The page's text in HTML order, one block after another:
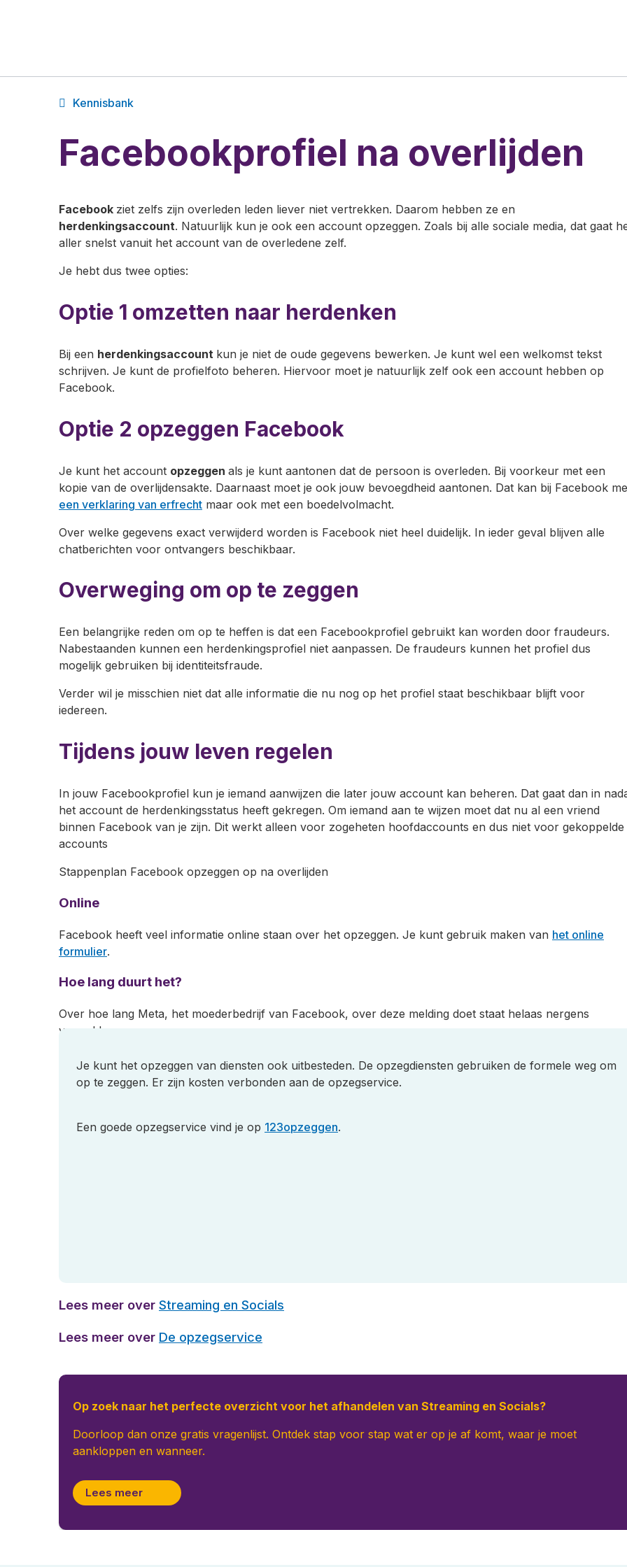
Kennisbank
Facebookprofiel na overlijden
Facebook ziet zelfs zijn overleden leden liever niet vertrekken. Daarom hebben ze en
herdenkingsaccount. Natuurlijk kun je ook een account opzeggen. Zoals bij alle sociale media, dat gaat
aller snelst vanuit het account van de overledene zelf.
Je hebt dus twee opties:
Optie 1 omzetten naar herdenken
Bij een herdenkingsaccount kun je niet de oude gegevens bewerken. Je kunt wel een welkomst tekst
schrijven. Je kunt de profielfoto beheren. Hiervoor moet je natuurlijk zelf ook een account hebben op
Facebook.
Optie 2 opzeggen Facebook
Je kunt het account opzeggen als je kunt aantonen dat de persoon is overleden. Bij voorkeur met een
kopie van de overlijdensakte. Daarnaast moet je ook jouw bevoegdheid aantonen. Dat kan bij Facebook
een verklaring van erfrecht maar ook met een boedelvolmacht.
Over welke gegevens exact verwijderd worden is Facebook niet heel duidelijk. In ieder geval blijven alle
chatberichten voor ontvangers beschikbaar.
Overweging om op te zeggen
Een belangrijke reden om op te heffen is dat een Facebookprofiel gebruikt kan worden door fraudeurs.
Nabestaanden kunnen een herdenkingsprofiel niet aanpassen. De fraudeurs kunnen het profiel dus
mogelijk gebruiken bij identiteitsfraude.
Verder wil je misschien niet dat alle informatie die nu nog op het profiel staat beschikbaar blijft voor
iedereen.
Tijdens jouw leven regelen
In jouw Facebookprofiel kun je iemand aanwijzen die later jouw account kan beheren. Dat gaat dan in
het account de herdenkingsstatus heeft gekregen. Om iemand aan te wijzen moet dat nu al een vriend
binnen Facebook van je zijn. Dit werkt alleen voor zogeheten hoofdaccounts en dus niet voor gekoppelde
accounts
Stappenplan Facebook opzeggen op na overlijden
Online
Facebook heeft veel informatie online staan over het opzeggen. Je kunt gebruik maken van het online
formulier.
Hoe lang duurt het?
Over hoe lang Meta, het moederbedrijf van Facebook, over deze melding doet staat helaas nergens
vermeld.
Je kunt het opzeggen van diensten ook uitbesteden. De opzegdiensten gebruiken de formele weg om
op te zeggen. Er zijn kosten verbonden aan de opzegservice.
Een goede opzegservice vind je op 123opzeggen.
Lees meer over Streaming en Socials
Lees meer over De opzegservice
Op zoek naar het perfecte overzicht voor het afhandelen van Streaming en Socials?
Doorloop dan onze gratis vragenlijst. Ontdek stap voor stap wat er op je af komt, waar je moet
aankloppen en wanneer.
Lees meer